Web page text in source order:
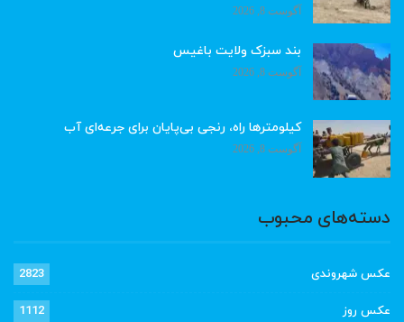
آگوست 8, 2026
بند سبزک ولایت باغیس
آگوست 8, 2026
کیلومترها راه، رنجی بی‌پایان برای جرعه‌ای آب
آگوست 8, 2026
دسته‌های محبوب
عکس شهروندی 2823
عکس روز 1112